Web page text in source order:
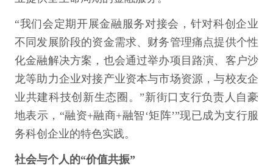
“我们会定期开展金融服务对接会，针对科创企业
不同发展阶段的资金需求、财务管理痛点提供个性
化金融解决方案，也会通过举办项目路演、客户沙
龙等助力企业对接产业资本与市场资源，与校友企
业共建科技创新生态圈。”新街口支行负责人自豪
地表示，“融资+融商+融智‘矩阵’”现已成为支行服
务科创企业的特色实践。
社会与个人的“价值共振”